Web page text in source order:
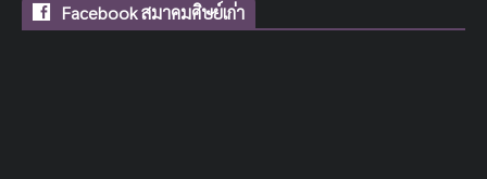
Facebook สมาคมศิษย์เก่า